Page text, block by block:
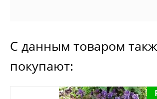
С данным товаром
покупают: